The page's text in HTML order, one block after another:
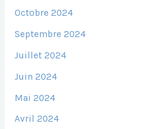
Octobre 2024
Septembre 2024
Juillet 2024
Juin 2024
Mai 2024
Avril 2024